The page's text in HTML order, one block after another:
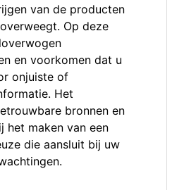
van de producten
Op deze
en voorkomen dat u
onjuiste of
Het
bronnen en
het maken van een
die aansluit bij uw